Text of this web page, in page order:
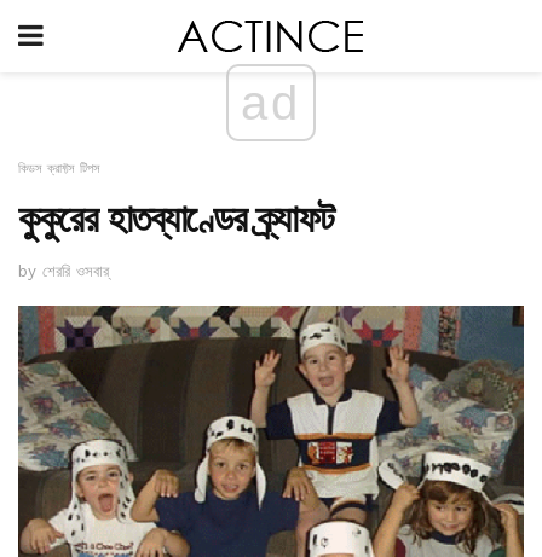
ad
কিডস ক্রাফ্টস টিপস
কুকুরের হাতব্যাণ্ডের ক্র্যাফট
by শেররি ওসবার্